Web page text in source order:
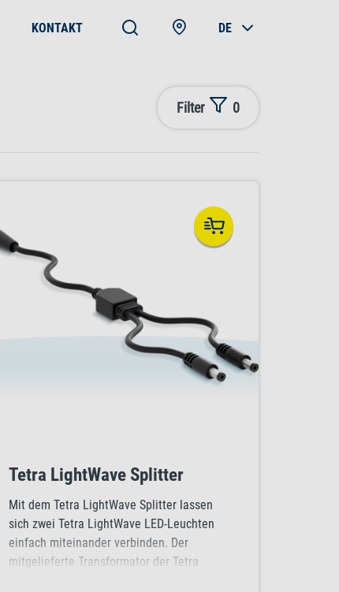
KONTAKT DE
Filter 0
Tetra LightWave Splitter
Mit dem Tetra LightWave Splitter lassen
sich zwei Tetra LightWave LED-Leuchten
einfach miteinander verbinden. Der
mitgelieferte Transformator der Tetra